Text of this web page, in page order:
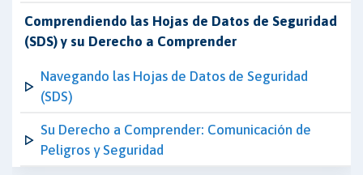
Comprendiendo las Hojas de Datos de Seguridad
(SDS) y su Derecho a Comprender
Navegando las Hojas de Datos de Seguridad
(SDS)
Su Derecho a Comprender: Comunicación de
Peligros y Seguridad